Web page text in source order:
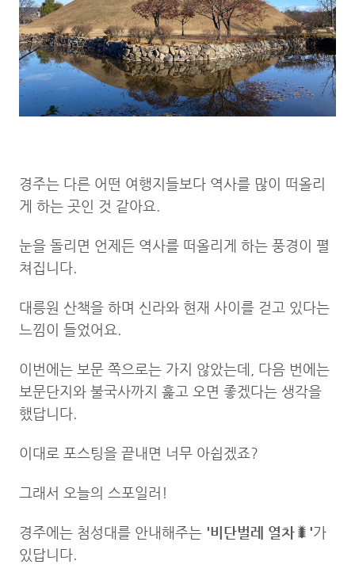
경주는 다른 어떤 여행지들보다 역사를 많이 떠올리
게 하는 곳인 것 같아요.
눈을 돌리면 언제든 역사를 떠올리게 하는 풍경이 펼
쳐집니다.
대릉원 산책을 하며 신라와 현재 사이를 걷고 있다는
느낌이 들었어요.
이번에는 보문 쪽으로는 가지 않았는데, 다음 번에는
보문단지와 불국사까지 훑고 오면 좋겠다는 생각을
했답니다.
이대로 포스팅을 끝내면 너무 아쉽겠죠?
그래서 오늘의 스포일러!
경주에는 첨성대를 안내해주는 '비단벌레 열차 🐛 '가
있답니다.